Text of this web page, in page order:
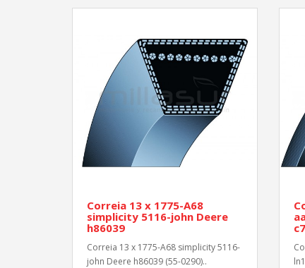
Correia 13 x 1775-A68
simplicity 5116-john Deere
h86039
Correia 13 x 1775-A68 simplicity 5116-
john Deere h86039 (55-0290)..